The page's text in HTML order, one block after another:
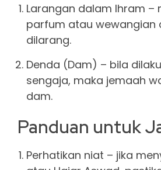
Larangan dalam Ihram –
parfum atau wewangian
dilarang.
Denda (Dam) – bila
sengaja, maka jemaah
dam.
Panduan untuk
Perhatikan niat – jika